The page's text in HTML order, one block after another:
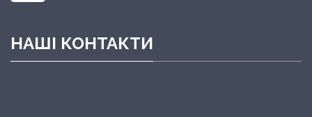
НАШІ КОНТАКТИ